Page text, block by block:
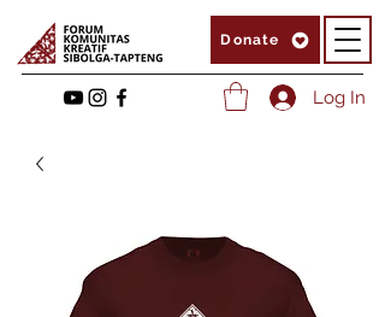
Donate
Log In